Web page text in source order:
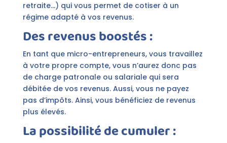
retraite…) qui vous permet de cotiser à un
régime adapté à vos revenus.
Des revenus boostés :
En tant que micro-entrepreneurs, vous travaillez
à votre propre compte, vous n’aurez donc pas
de charge patronale ou salariale qui sera
débitée de vos revenus. Aussi, vous ne payez
pas d’impôts. Ainsi, vous bénéficiez de revenus
plus élevés.
La possibilité de cumuler :